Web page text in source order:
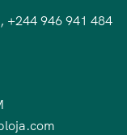
+244 946 941 484